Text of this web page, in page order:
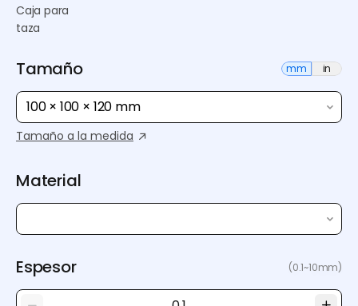
Caja para
taza
Tamaño mm in
100 × 100 × 120 mm
Tamaño a la medida
Material
Espesor (0.1~10mm)